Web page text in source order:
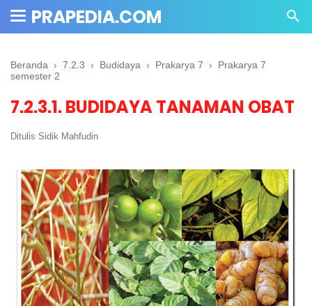
PRAPEDIA.COM
Beranda › 7.2.3 › Budidaya › Prakarya 7 › Prakarya 7
semester 2
7.2.3.1. BUDIDAYA TANAMAN OBAT
Ditulis Sidik Mahfudin